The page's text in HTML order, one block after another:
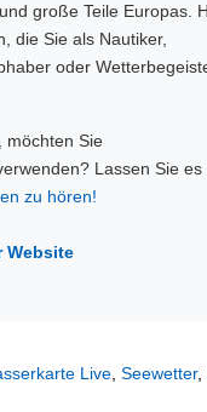
große Teile Europas.
die Sie als Nautiker,
oder
möchten Sie
Lassen Sie es
zu hören!
Website
Live, Seewetter,